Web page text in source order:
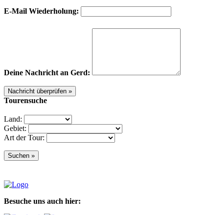
E-Mail Wiederholung:
Deine Nachricht an Gerd:
Tourensuche
Land:
Gebiet:
Art der Tour:
Besuche uns auch hier: